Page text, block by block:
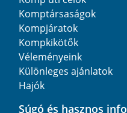
Komptársaságok
Kompjáratok
Kompkikötők
Véleményeink
Különleges ajánlatok
Hajók
Súgó és hasznos